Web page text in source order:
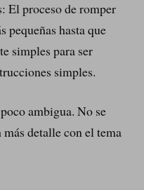
El proceso de romper
pequeñas hasta que
simples para ser
simples.
ambigua. No se
detalle con el tema